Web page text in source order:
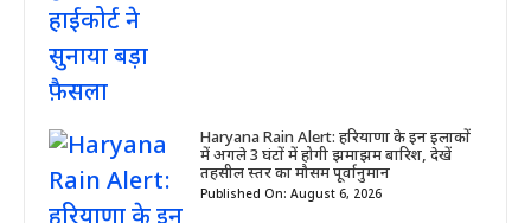
Haryana Rain Alert: हरियाणा के इन इलाकों
में अगले 3 घंटों में होगी झमाझम बारिश, देखें
तहसील स्तर का मौसम पूर्वानुमान
Published On: August 6, 2026